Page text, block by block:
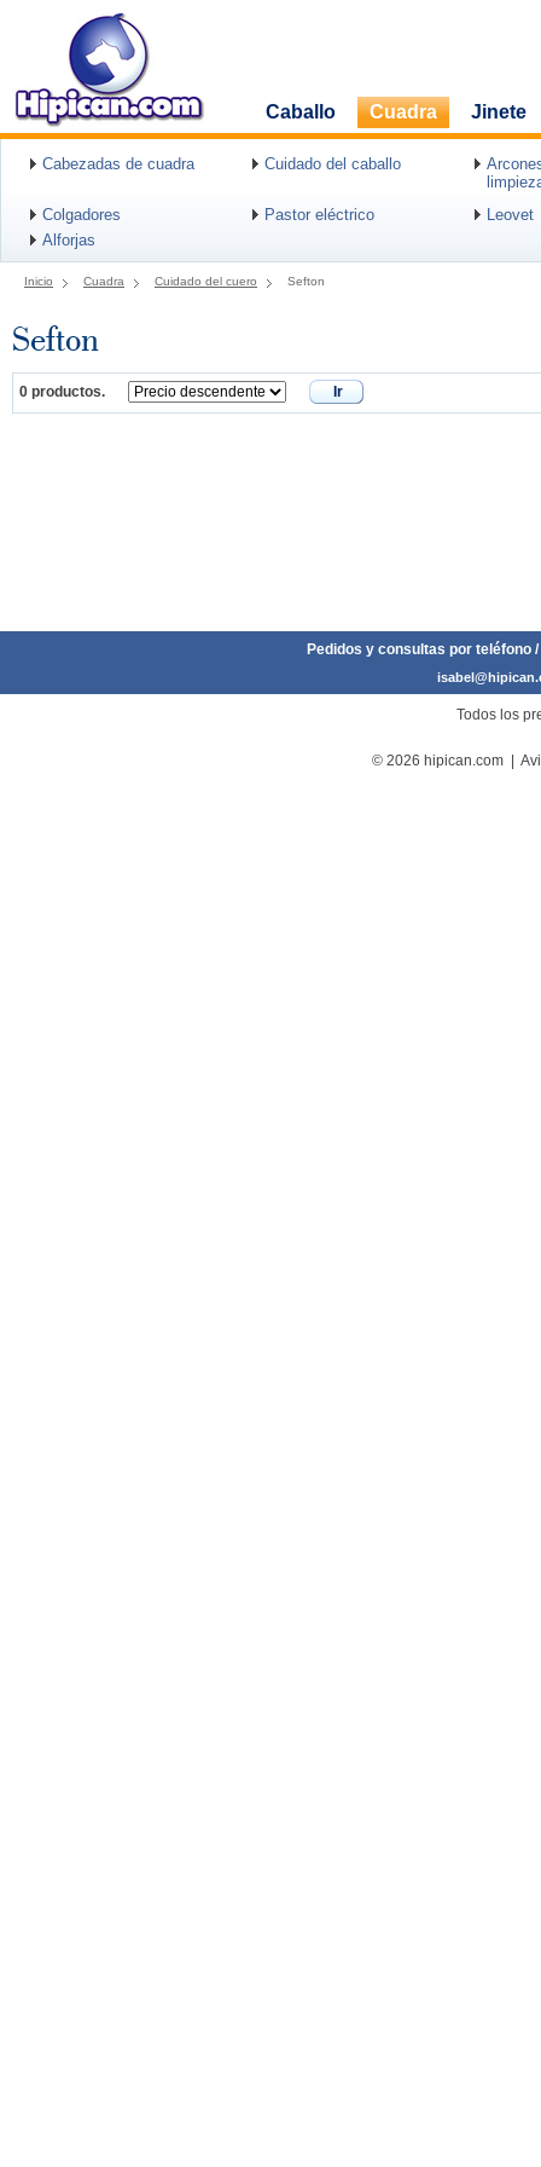
Caballo Cuadra Jinete
Cabezadas de cuadra Cuidado del caballo
Colgadores
Pastor eléctrico
Leovet
Alforjas
Inicio Cuadra Cuidado del cuero Sefton
Sefton
0 productos. Ir
Pedidos y consultas por teléfono
Todos los
© 2026 hipican.com |